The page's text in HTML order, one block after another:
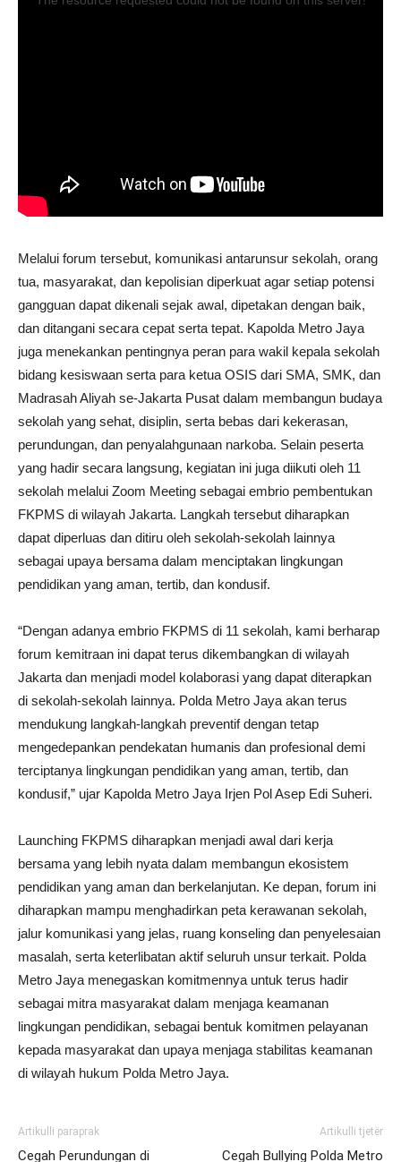
Melalui forum tersebut, komunikasi antarunsur sekolah, orang
tua, masyarakat, dan kepolisian diperkuat agar setiap potensi
gangguan dapat dikenali sejak awal, dipetakan dengan baik,
dan ditangani secara cepat serta tepat. Kapolda Metro Jaya
juga menekankan pentingnya peran para wakil kepala sekolah
bidang kesiswaan serta para ketua OSIS dari SMA, SMK, dan
Madrasah Aliyah se-Jakarta Pusat dalam membangun budaya
sekolah yang sehat, disiplin, serta bebas dari kekerasan,
perundungan, dan penyalahgunaan narkoba. Selain peserta
yang hadir secara langsung, kegiatan ini juga diikuti oleh 11
sekolah melalui Zoom Meeting sebagai embrio pembentukan
FKPMS di wilayah Jakarta. Langkah tersebut diharapkan
dapat diperluas dan ditiru oleh sekolah-sekolah lainnya
sebagai upaya bersama dalam menciptakan lingkungan
pendidikan yang aman, tertib, dan kondusif.
“Dengan adanya embrio FKPMS di 11 sekolah, kami berharap
forum kemitraan ini dapat terus dikembangkan di wilayah
Jakarta dan menjadi model kolaborasi yang dapat diterapkan
di sekolah-sekolah lainnya. Polda Metro Jaya akan terus
mendukung langkah-langkah preventif dengan tetap
mengedepankan pendekatan humanis dan profesional demi
terciptanya lingkungan pendidikan yang aman, tertib, dan
kondusif,” ujar Kapolda Metro Jaya Irjen Pol Asep Edi Suheri.
Launching FKPMS diharapkan menjadi awal dari kerja
bersama yang lebih nyata dalam membangun ekosistem
pendidikan yang aman dan berkelanjutan. Ke depan, forum ini
diharapkan mampu menghadirkan peta kerawanan sekolah,
jalur komunikasi yang jelas, ruang konseling dan penyelesaian
masalah, serta keterlibatan aktif seluruh unsur terkait. Polda
Metro Jaya menegaskan komitmennya untuk terus hadir
sebagai mitra masyarakat dalam menjaga keamanan
lingkungan pendidikan, sebagai bentuk komitmen pelayanan
kepada masyarakat dan upaya menjaga stabilitas keamanan
di wilayah hukum Polda Metro Jaya.
Artikulli paraprak
Cegah Perundungan di
Artikulli tjetër
Cegah Bullying Polda Metro